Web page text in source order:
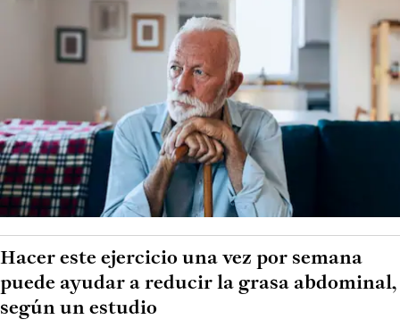
Hacer este ejercicio una vez por semana
puede ayudar a reducir la grasa abdominal,
según un estudio